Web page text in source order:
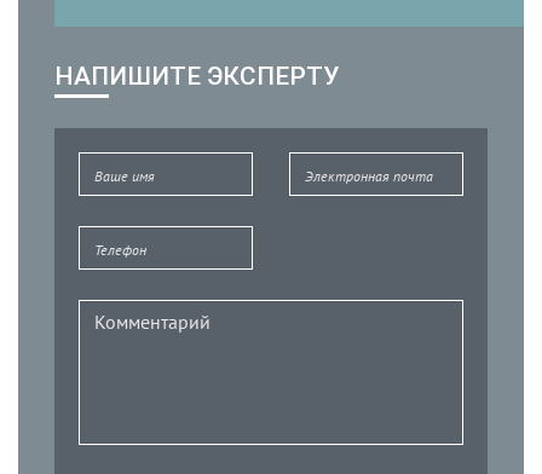
НАПИШИТЕ ЭКСПЕРТУ